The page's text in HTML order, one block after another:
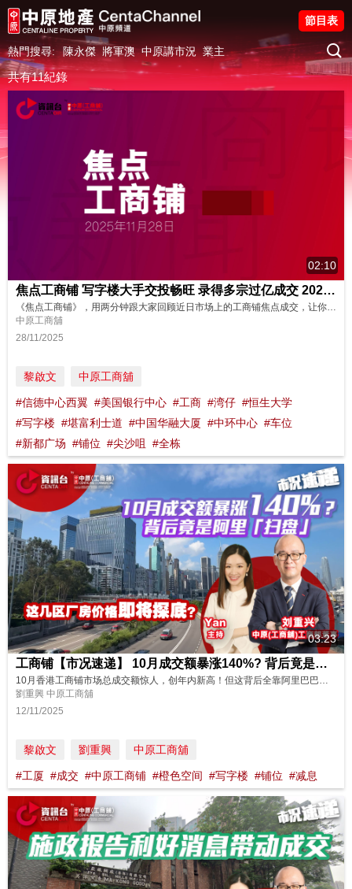
熱門搜尋: 陳永傑 將軍澳 中原講市況 業主
節目表
共有11紀錄
02:10
焦点工商铺 写字楼大手交投畅旺 录得多宗过亿成交 20251128
中原工商舖
28/11/2025
黎啟文 中原工商舖
#信德中心西翼 #美国银行中心 #工商 #湾仔 #恒生大学
#写字楼 #堪富利士道 #中国华融大厦 #中环中心 #车位
#新都广场 #铺位 #尖沙咀 #全栋
03:23
工商铺【市况速递】 10月成交额暴涨140%? 背后竟是阿里“扫盘”！ 这几区厂房价格即将探底?
劉重興 中原工商舖
12/11/2025
黎啟文 劉重興 中原工商舖
#工厦 #成交 #中原工商铺 #橙色空间 #写字楼 #铺位 #减息